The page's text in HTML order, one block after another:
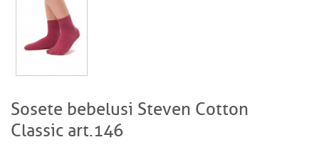
Sosete bebelusi Steven Cotton
Classic art.146